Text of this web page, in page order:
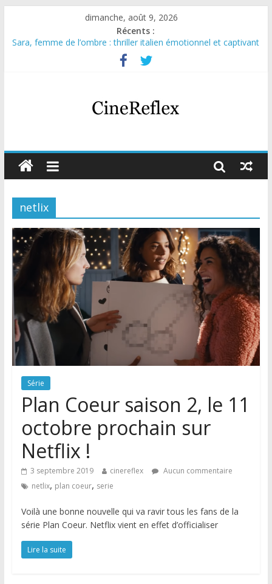
dimanche, août 9, 2026
Récents :
Sara, femme de l’ombre : thriller italien émotionnel et captivant
Journal d’une fille larguée : nouvelle série suédoise sur Netflix
Aema : mini-série sur le tournage d’un film érotique devenu
Glass Heart : excellente série musicale avec Takeru Satō
Olympo, saison 1 : nouvelle série qui séduira les fans de
netlix
Série
Plan Coeur saison 2, le 11
octobre prochain sur
Netflix !
3 septembre 2019 cinereflex
Aucun commentaire
netlix, plan coeur, serie
Voilà une bonne nouvelle qui va ravir tous les fans de la
série Plan Coeur. Netflix vient en effet d’officialiser
Lire la suite